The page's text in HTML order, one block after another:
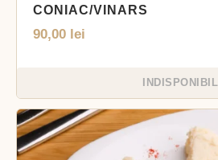
CONIAC/VINARS
90,00 lei
INDISPONIBIL